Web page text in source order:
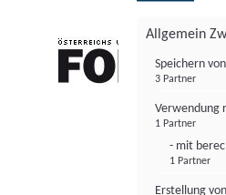
Allgemein
Speichern
3 Partner
Verwendung
1 Partner
- mit
1 Partner
Erstellung
FONDS professionell